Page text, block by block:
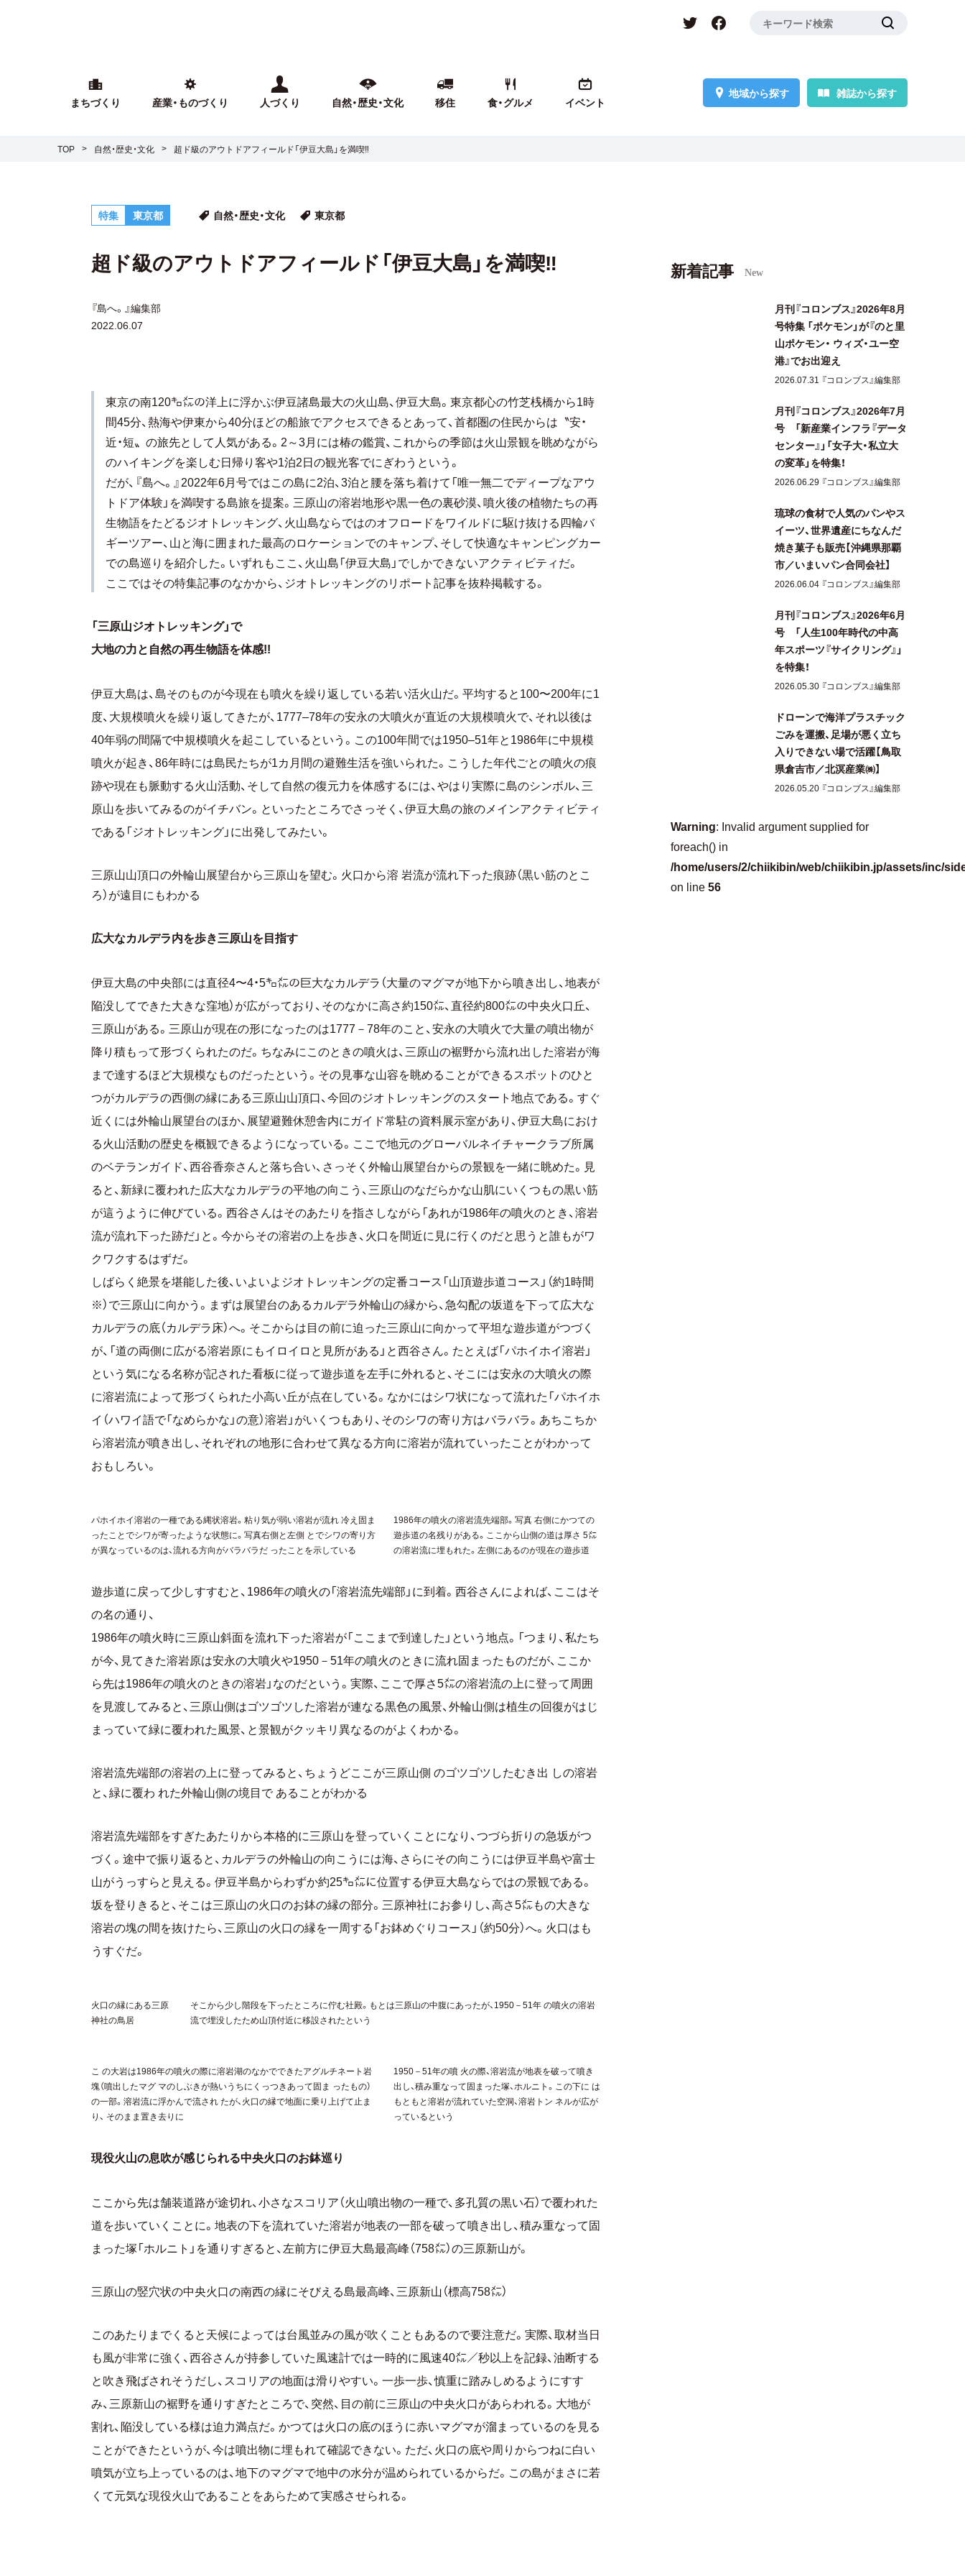
まちづくり 産業・ものづくり 人づくり 自然・歴史・文化 移住 食・グルメ イベント
地域から探す 雑誌から探す
TOP 自然・歴史・文化 超ド級のアウトドアフィールド「伊豆大島」を満喫‼
特集 東京都 自然・歴史・文化 東京都
超ド級のアウトドアフィールド「伊豆大島」を満喫‼
『島へ。』編集部
2022.06.07
東京の南120㌔㍍の洋上に浮かぶ伊豆諸島最大の火山島、伊豆大島。東京都心の竹芝桟橋から1時
間45分、熱海や伊東から40分ほどの船旅でアクセスできるとあって、首都圏の住民からは〝安・
近・短〟の旅先として人気がある。2～3月には椿の鑑賞、これからの季節は火山景観を眺めながら
のハイキングを楽しむ日帰り客や1泊2日の観光客でにぎわうという。
だが、『島へ。』2022年6月号ではこの島に2泊、3泊と腰を落ち着けて「唯一無二でディープなアウ
トドア体験」を満喫する島旅を提案。三原山の溶岩地形や黒一色の裏砂漠、噴火後の植物たちの再
生物語をたどるジオトレッキング、火山島ならではのオフロードをワイルドに駆け抜ける四輪バ
ギーツアー、山と海に囲まれた最高のロケーションでのキャンプ、そして快適なキャンピングカー
での島巡りを紹介した。いずれもここ、火山島「伊豆大島」でしかできないアクティビティだ。
ここではその特集記事のなかから、ジオトレッキングのリポート記事を抜粋掲載する。
「三原山ジオトレッキング」で
大地の力と自然の再生物語を体感!!
伊豆大島は、島そのものが今現在も噴火を繰り返している若い活火山だ。平均すると100〜200年に1
度、大規模噴火を繰り返してきたが、1777–78年の安永の大噴火が直近の大規模噴火で、それ以後は
40年弱の間隔で中規模噴火を起こしているという。この100年間では1950–51年と1986年に中規模
噴火が起き、86年時には島民たちが1カ月間の避難生活を強いられた。こうした年代ごとの噴火の痕
跡や現在も脈動する火山活動、そして自然の復元力を体感するには、やはり実際に島のシンボル、三
原山を歩いてみるのがイチバン。といったところでさっそく、伊豆大島の旅のメインアクティビティ
である「ジオトレッキング」に出発してみたい。
三原山山頂口の外輪山展望台から三原山を望む。火口から溶 岩流が流れ下った痕跡（黒い筋のとこ
ろ）が遠目にもわかる
広大なカルデラ内を歩き三原山を目指す
伊豆大島の中央部には直径4〜4・5㌔㍍の巨大なカルデラ（大量のマグマが地下から噴き出し、地表が
陥没してできた大きな窪地）が広がっており、そのなかに高さ約150㍍、直径約800㍍の中央火口丘、
三原山がある。三原山が現在の形になったのは1777－78年のこと、安永の大噴火で大量の噴出物が
降り積もって形づくられたのだ。ちなみにこのときの噴火は、三原山の裾野から流れ出した溶岩が海
まで達するほど大規模なものだったという。その見事な山容を眺めることができるスポットのひと
つがカルデラの西側の縁にある三原山山頂口、今回のジオトレッキングのスタート地点である。すぐ
近くには外輪山展望台のほか、展望避難休憩舎内にガイド常駐の資料展示室があり、伊豆大島におけ
る火山活動の歴史を概観できるようになっている。ここで地元のグローバルネイチャークラブ所属
のベテランガイド、西谷香奈さんと落ち合い、さっそく外輪山展望台からの景観を一緒に眺めた。見
ると、新緑に覆われた広大なカルデラの平地の向こう、三原山のなだらかな山肌にいくつもの黒い筋
が這うように伸びている。西谷さんはそのあたりを指さしながら「あれが1986年の噴火のとき、溶岩
流が流れ下った跡だ」と。今からその溶岩の上を歩き、火口を間近に見に行くのだと思うと誰もがワ
クワクするはずだ。
しばらく絶景を堪能した後、いよいよジオトレッキングの定番コース「山頂遊歩道コース」（約1時間
※）で三原山に向かう。まずは展望台のあるカルデラ外輪山の縁から、急勾配の坂道を下って広大な
カルデラの底（カルデラ床）へ。そこからは目の前に迫った三原山に向かって平坦な遊歩道がつづく
が、「道の両側に広がる溶岩原にもイロイロと見所がある」と西谷さん。たとえば「パホイホイ溶岩」
という気になる名称が記された看板に従って遊歩道を左手に外れると、そこには安永の大噴火の際
に溶岩流によって形づくられた小高い丘が点在している。なかにはシワ状になって流れた「パホイホ
イ（ハワイ語で「なめらかな」の意）溶岩」がいくつもあり、そのシワの寄り方はバラバラ。あちこちか
ら溶岩流が噴き出し、それぞれの地形に合わせて異なる方向に溶岩が流れていったことがわかって
おもしろい。
パホイホイ溶岩の一種である縄状溶岩。粘り気が弱い溶岩が流れ 冷え固ま
ったことでシワが寄ったような状態に。写真右側と左側 とでシワの寄り方
が異なっているのは、流れる方向がバラバラだ ったことを示している
1986年の噴火の溶岩流先端部。写真 右側にかつての
遊歩道の名残りがある。ここから山側の道は厚さ 5㍍
の溶岩流に埋もれた。左側にあるのが現在の遊歩道
遊歩道に戻って少しすすむと、1986年の噴火の「溶岩流先端部」に到着。西谷さんによれば、ここはそ
の名の通り、
1986年の噴火時に三原山斜面を流れ下った溶岩が「ここまで到達した」という地点。「つまり、私たち
が今、見てきた溶岩原は安永の大噴火や1950－51年の噴火のときに流れ固まったものだが、ここか
ら先は1986年の噴火のときの溶岩」なのだという。実際、ここで厚さ5㍍の溶岩流の上に登って周囲
を見渡してみると、三原山側はゴツゴツした溶岩が連なる黒色の風景、外輪山側は植生の回復がはじ
まっていて緑に覆われた風景、と景観がクッキリ異なるのがよくわかる。
溶岩流先端部の溶岩の上に登ってみると、ちょうどここが三原山側 のゴツゴツしたむき出 しの溶岩
と、緑に覆わ れた外輪山側の境目で あることがわかる
溶岩流先端部をすぎたあたりから本格的に三原山を登っていくことになり、つづら折りの急坂がつ
づく。途中で振り返ると、カルデラの外輪山の向こうには海、さらにその向こうには伊豆半島や富士
山がうっすらと見える。伊豆半島からわずか約25㌔㍍に位置する伊豆大島ならではの景観である。
坂を登りきると、そこは三原山の火口のお鉢の縁の部分。三原神社にお参りし、高さ5㍍もの大きな
溶岩の塊の間を抜けたら、三原山の火口の縁を一周する「お鉢めぐりコース」（約50分）へ。火口はも
うすぐだ。
火口の縁にある三原
神社の鳥居
そこから少し階段を下ったところに佇む社殿。もとは三原山の中腹にあったが、1950－51年 の噴火の溶岩
流で埋没したため山頂付近に移設されたという
こ の大岩は1986年の噴火の際に溶岩湖のなかでできたアグルチネート岩
塊（噴出したマグ マのしぶきが熱いうちにくっつきあって固ま ったもの）
の一部。溶岩流に浮かんで流され たが、火口の縁で地面に乗り上げて止ま
り、 そのまま置き去りに
1950－51年の噴 火の際、溶岩流が地表を破って噴き
出し、積み重なって固まった塚、ホルニト。この下に は
もともと溶岩が流れていた空洞、溶岩トン ネルが広が
っているという
現役火山の息吹が感じられる中央火口のお鉢巡り
ここから先は舗装道路が途切れ、小さなスコリア（火山噴出物の一種で、多孔質の黒い石）で覆われた
道を歩いていくことに。地表の下を流れていた溶岩が地表の一部を破って噴き出し、積み重なって固
まった塚「ホルニト」を通りすぎると、左前方に伊豆大島最高峰（758㍍）の三原新山が。
三原山の竪穴状の中央火口の南西の縁にそびえる島最高峰、三原新山（標高758㍍）
このあたりまでくると天候によっては台風並みの風が吹くこともあるので要注意だ。実際、取材当日
も風が非常に強く、西谷さんが持参していた風速計では一時的に風速40㍍／秒以上を記録、油断する
と吹き飛ばされそうだし、スコリアの地面は滑りやすい。一歩一歩、慎重に踏みしめるようにすす
み、三原新山の裾野を通りすぎたところで、突然、目の前に三原山の中央火口があらわれる。大地が
割れ、陥没している様は迫力満点だ。かつては火口の底のほうに赤いマグマが溜まっているのを見る
ことができたというが、今は噴出物に埋もれて確認できない。ただ、火口の底や周りからつねに白い
噴気が立ち上っているのは、地下のマグマで地中の水分が温められているからだ。この島がまさに若
くて元気な現役火山であることをあらためて実感させられる。
新着記事 New
月刊『コロンブス』2026年8月
号特集 「ポケモン」が『のと里
山ポケモン・ ウィズ・ユー空
港』でお出迎え
2026.07.31 『コロンブス』編集部
月刊『コロンブス』2026年7月
号 「新産業インフラ『データ
センター』」「女子大・私立大
の変革」を特集！
2026.06.29 『コロンブス』編集部
琉球の食材で人気のパンやス
イーツ、世界遺産にちなんだ
焼き菓子も販売【沖縄県那覇
市／いまいパン合同会社】
2026.06.04 『コロンブス』編集部
月刊『コロンブス』2026年6月
号 「人生100年時代の中高
年スポーツ『サイクリング』」
を特集！
2026.05.30 『コロンブス』編集部
ドローンで海洋プラスチック
ごみを運搬、足場が悪く立ち
入りできない場で活躍【鳥取
県倉吉市／北溟産業㈱】
2026.05.20 『コロンブス』編集部
Warning: Invalid argument supplied for
foreach() in
/home/users/2/chiikibin/web/chiikibin.jp/assets/inc/
on line56